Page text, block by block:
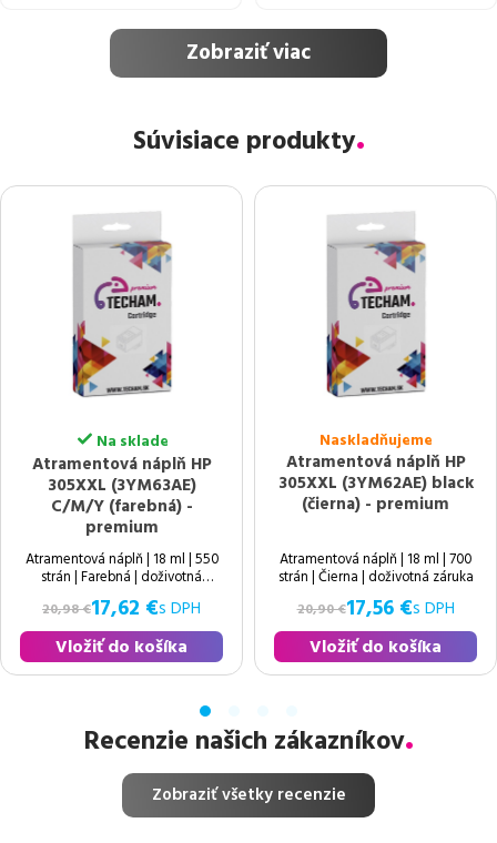
Zobraziť viac
Súvisiace produkty
Na sklade
Atramentová náplň HP
305XXL (3YM63AE)
C/M/Y (farebná) -
premium
Atramentová náplň | 18 ml | 550
strán | Farebná | doživotná
20,98 €17,62 €s DPH
Vložiť do košíka
Naskladňujeme
Atramentová náplň HP
305XXL (3YM62AE) black
(čierna) - premium
Atramentová náplň | 18 ml | 700
strán | Čierna | doživotná záruka
20,90 €17,56 €s DPH
Vložiť do košíka
Recenzie našich zákazníkov
Zobraziť všetky recenzie